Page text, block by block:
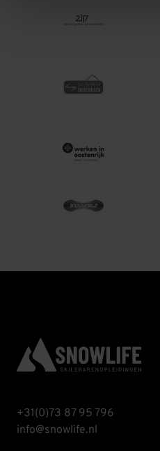
+31(0)73 87 95 796
info@snowlife.nl